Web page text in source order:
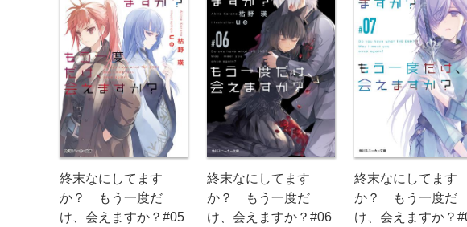
終末なにしてます
か？ もう一度だ
け、会えますか？#05
終末なにしてます
か？ もう一度だ
け、会えますか？#06
終末なにしてます
か？ もう一度だ
け、会えますか？